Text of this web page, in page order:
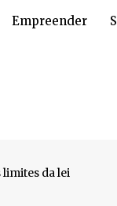
Empreender
da lei